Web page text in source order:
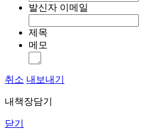
발신자 이메일
제목
메모
취소 내보내기
내책장담기
닫기